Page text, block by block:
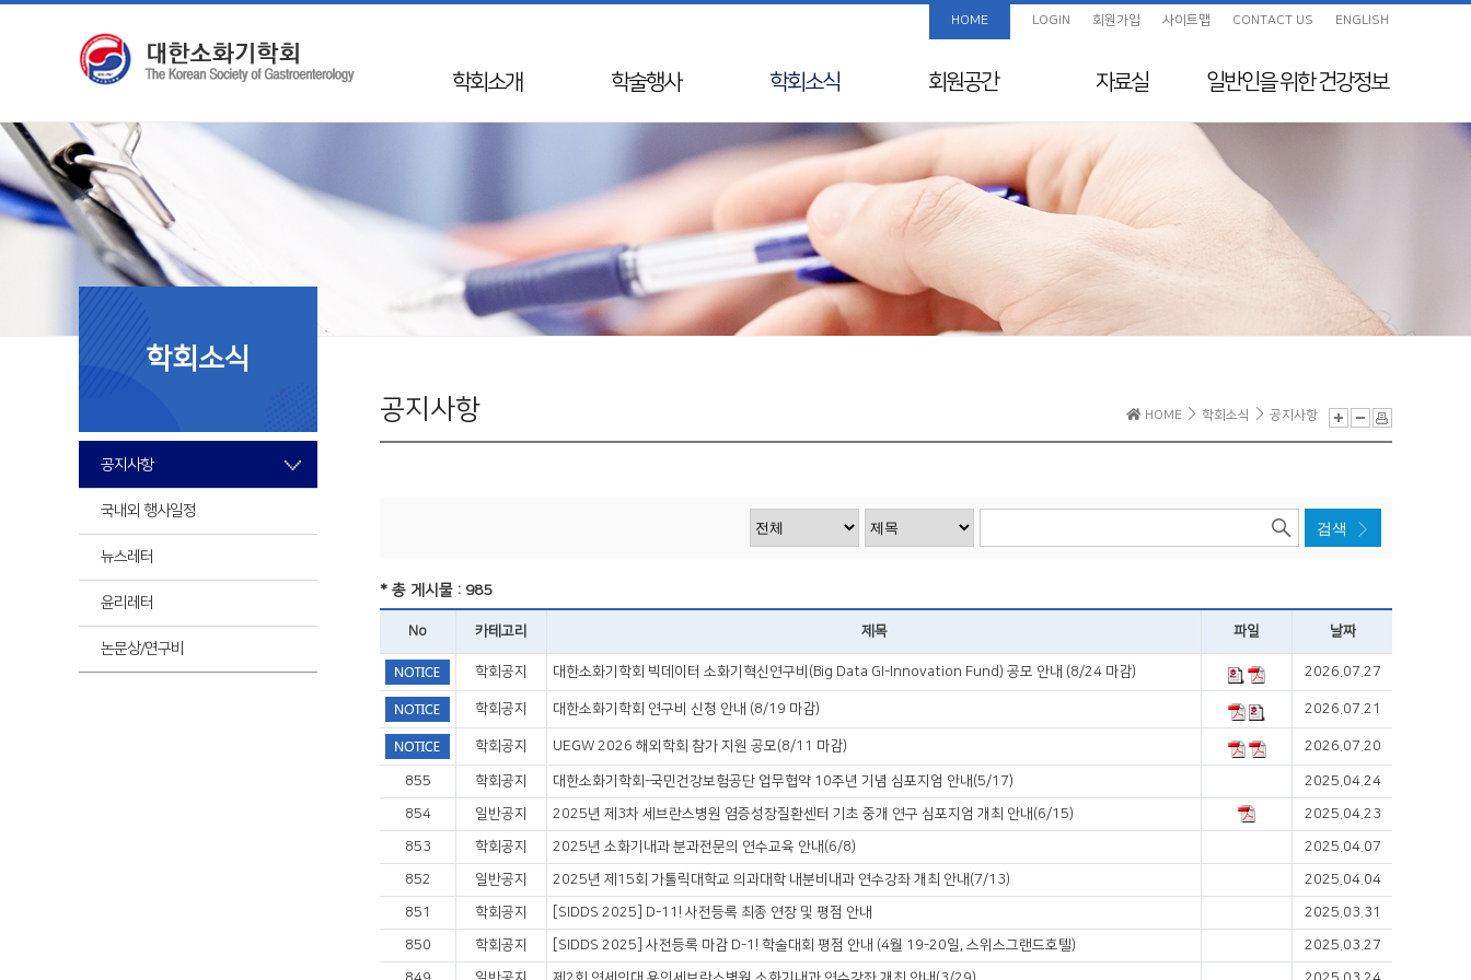
학회소개
Mission & Vision
학회연혁
50년사
임원진
국제교류
회칙
학술행사
학술행사 리스트
춘계학술대회
추계학술대회
SIDDS
KDDW
APDW
학회소식
공지사항
국내외 행사일정
뉴스레터
윤리레터
논문상/연구비
회원공간
사진/화보
회원 검색
해외학회지원
자료실
임상진료지침 정보센
교육자료
전임의 교육목표
보험정보 및 Q&A
지도전문의
전공의를 위한 E-
일반인을 위한건강정보
일반인을 위한 건강정보
최신VOD
HOME LOGIN 회원가입 사이트맵 CONTACT US ENGLISH
공지사항 HOME 학회소식 공지사항
학회소식
공지사항
국내외 행사일정
뉴스레터
윤리레터
논문상/연구비
* 총 게시물 : 985
No 카테고리 제목 파일 날짜
학회공지 대한소화기학회 빅데이터 소화기혁신연구비(Big Data GI-Innovation Fund) 공모 안내 (8/24 마감) 2026.07.27
학회공지 대한소화기학회 연구비 신청 안내 (8/19 마감) 2026.07.21
학회공지 UEGW 2026 해외학회 참가 지원 공모(8/11 마감) 2026.07.20
855 학회공지 대한소화기학회-국민건강보험공단 업무협약 10주년 기념 심포지엄 안내(5/17) 2025.04.24
854 일반공지 2025년 제3차 세브란스병원 염증성장질환센터 기초 중개 연구 심포지엄 개최 안내(6/15) 2025.04.23
853 학회공지 2025년 소화기내과 분과전문의 연수교육 안내(6/8) 2025.04.07
852 일반공지 2025년 제15회 가톨릭대학교 의과대학 내분비내과 연수강좌 개최 안내(7/13) 2025.04.04
851 학회공지 [SIDDS 2025] D-11! 사전등록 최종 연장 및 평점 안내 2025.03.31
850 학회공지 [SIDDS 2025] 사전등록 마감 D-1! 학술대회 평점 안내 (4월 19-20일, 스위스그랜드호텔) 2025.03.27